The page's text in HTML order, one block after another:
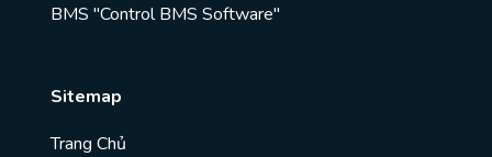
BMS "Control BMS Software"
Sitemap
Trang Chủ